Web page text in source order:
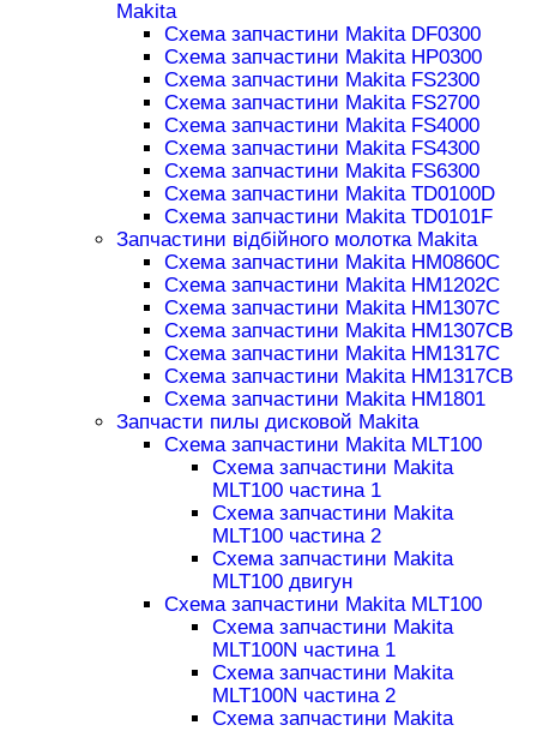
Makita
Схема запчастини Makita DF0300
Схема запчастини Makita HP0300
Схема запчастини Makita FS2300
Схема запчастини Makita FS2700
Схема запчастини Makita FS4000
Схема запчастини Makita FS4300
Схема запчастини Makita FS6300
Схема запчастини Makita TD0100D
Схема запчастини Makita TD0101F
Запчастини відбійного молотка Makita
Схема запчастини Makita HM0860C
Схема запчастини Makita HM1202C
Схема запчастини Makita HM1307C
Схема запчастини Makita HM1307CB
Схема запчастини Makita HM1317C
Схема запчастини Makita HM1317CB
Схема запчастини Makita HM1801
Запчасти пилы дисковой Makita
Схема запчастини Makita MLT100
Схема запчастини Makita
MLT100 частина 1
Схема запчастини Makita
MLT100 частина 2
Схема запчастини Makita
MLT100 двигун
Схема запчастини Makita MLT100
Схема запчастини Makita
MLT100N частина 1
Схема запчастини Makita
MLT100N частина 2
Схема запчастини Makita